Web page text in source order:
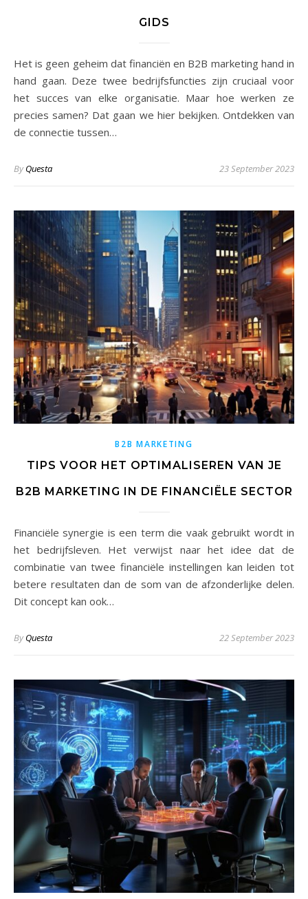
GIDS
Het is geen geheim dat financiën en B2B marketing hand in
hand gaan. Deze twee bedrijfsfuncties zijn cruciaal voor
het succes van elke organisatie. Maar hoe werken ze
precies samen? Dat gaan we hier bekijken. Ontdekken van
de connectie tussen…
ByQuesta 23 September 2023
B2B MARKETING
TIPS VOOR HET OPTIMALISEREN VAN JE
B2B MARKETING IN DE FINANCIËLE SECTOR
Financiële synergie is een term die vaak gebruikt wordt in
het bedrijfsleven. Het verwijst naar het idee dat de
combinatie van twee financiële instellingen kan leiden tot
betere resultaten dan de som van de afzonderlijke delen.
Dit concept kan ook…
ByQuesta 22 September 2023